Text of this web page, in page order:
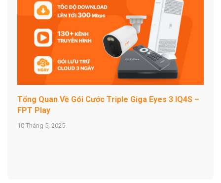
Tổng Quan Về Gói Cước Triple Giga Eyes 3 IQ4S –
FPT Play
10 Tháng 5, 2025